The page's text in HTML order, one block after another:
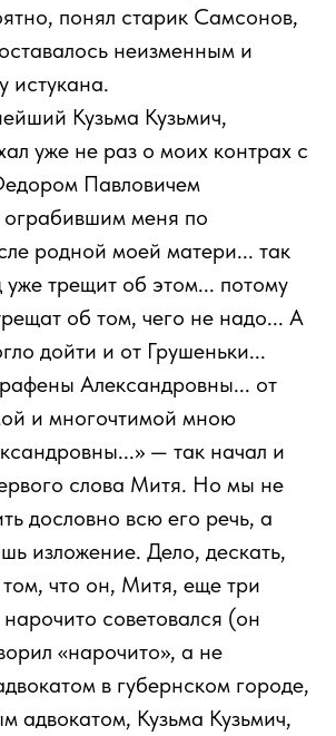
понял старик Самсонов,
неизменным и
истукана.
Кузьма Кузьмич,
уже не раз о моих контрах с
Павловичем
меня по
родной моей матери... так
уже трещит об этом... потому
об том, чего не надо... А
дойти и от Грушеньки...
Александровны... от
и многочтимой мною
— так начал и
слова Митя. Но мы не
дословно всю его речь, а
изложение. Дело, дескать,
том, что он, Митя, еще три
советовался (он
«нарочито», а не
в губернском городе,
адвокатом, Кузьма Кузьмич,